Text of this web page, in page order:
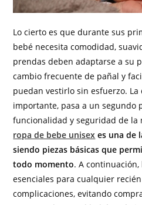
Lo cierto es que durante sus
bebé necesita comodidad,
prendas deben adaptarse a su
cambio frecuente de pañal y
puedan vestirlo sin esfuerzo. La
importante, pasa a un segundo
funcionalidad y seguridad de la
ropa de bebe unisex es una de
siendo piezas básicas que
todo momento. A
esenciales para cualquier
complicaciones, evitando